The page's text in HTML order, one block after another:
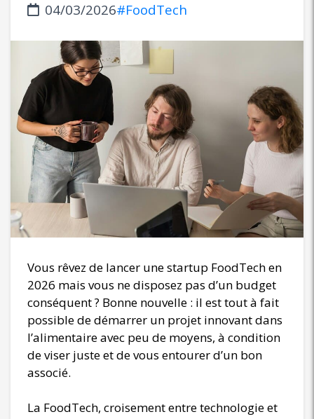
04/03/2026#FoodTech
Vous rêvez de lancer une startup FoodTech en
2026 mais vous ne disposez pas d’un budget
conséquent ? Bonne nouvelle : il est tout à fait
possible de démarrer un projet innovant dans
l’alimentaire avec peu de moyens, à condition
de viser juste et de vous entourer d’un bon
associé.
La FoodTech, croisement entre technologie et